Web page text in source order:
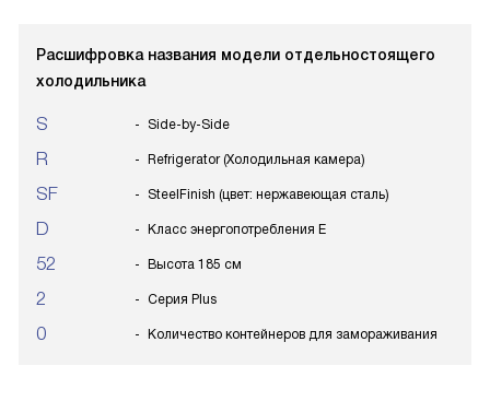
Расшифровка названия модели отдельностоящего
холодильника
S Side-by-Side
R Refrigerator (Холодильная камера)
SF SteelFinish (цвет: нержавеющая сталь)
D Класс энергопотребления E
52 Высота 185 см
2 Серия Plus
0 Количество контейнеров для замораживания